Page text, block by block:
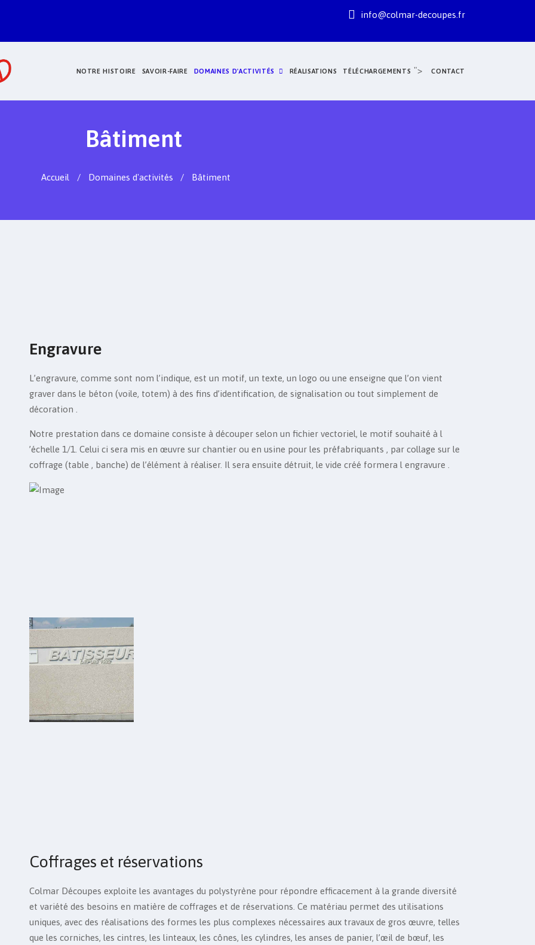
info@colmar-decoupes.fr
NOTRE HISTOIRE SAVOIR-FAIRE DOMAINES D'ACTIVITÉS RÉALISATIONS TÉLÉCHARGEMENTS "> CONTACT
Bâtiment
Accueil Domaines d'activités Bâtiment
Engravure
L’engravure, comme sont nom l’indique, est un motif, un texte, un logo ou une enseigne que l’on vient
graver dans le béton (voile, totem) à des fins d’identification, de signalisation ou tout simplement de
décoration .
Notre prestation dans ce domaine consiste à découper selon un fichier vectoriel, le motif souhaité à l
’échelle 1/1. Celui ci sera mis en œuvre sur chantier ou en usine pour les préfabriquants , par collage sur le
coffrage (table , banche) de l’élément à réaliser. Il sera ensuite détruit, le vide créé formera l engravure .
Coffrages et réservations
Colmar Découpes exploite les avantages du polystyrène pour répondre efficacement à la grande diversité
et variété des besoins en matière de coffrages et de réservations. Ce matériau permet des utilisations
uniques, avec des réalisations des formes les plus complexes nécessaires aux travaux de gros œuvre, telles
que les corniches, les cintres, les linteaux, les cônes, les cylindres, les anses de panier, l’œil de bœuf, les